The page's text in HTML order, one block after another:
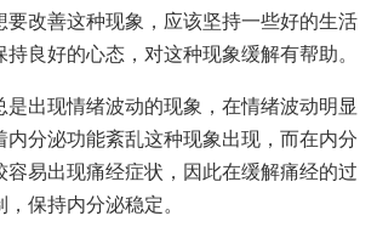
要改善这种现象，应该坚持一些好的生活
良好的心态，对这种现象缓解有帮助。
是出现情绪波动的现象，在情绪波动明显
内分泌功能紊乱这种现象出现，而在内分
容易出现痛经症状，因此在缓解痛经的过
保持内分泌稳定。